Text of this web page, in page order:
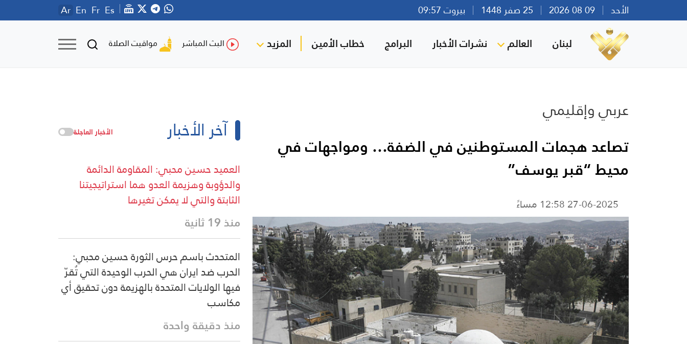
الأحد بيروت 09:57 Ar En Fr Es
لبنان العالم نشرات الأخبار البرامج خطاب الأمين المزيد البث المباشر مواقيت الصلاة
عربي وإقليمي
تصاعد هجمات المستوطنين في الضفة… ومواجهات في
محيط “قبر يوسف”
27-06-2025 12:58 مساءً
آخر الأخبار الأخبار العاجلة
العميد حسين محبي: المقاومة الدائمة
والدؤوبة وهزيمة العدو هما استراتيجيتنا
الثابتة والتي لا يمكن تغيرها
منذ 19 ثانية
المتحدث باسم حرس الثورة حسين محبي:
الحرب ضد ايران هي الحرب الوحيدة التي تُقرّ
فيها الولايات المتحدة بالهزيمة دون تحقيق أي
مكاسب
منذ دقيقة واحدة